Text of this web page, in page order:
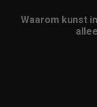
Waarom kunst